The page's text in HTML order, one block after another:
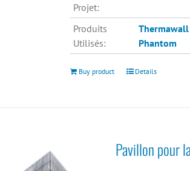
Projet:
Produits
Utilisés:
Phantom
Buy product Details
Pavillon pour